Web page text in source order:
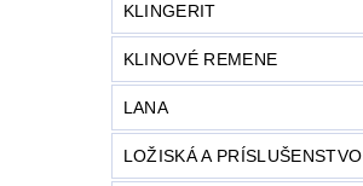
KLINGERIT
KLINOVÉ REMENE
LANA
LOŽISKÁ A PRÍSLUŠENSTVO